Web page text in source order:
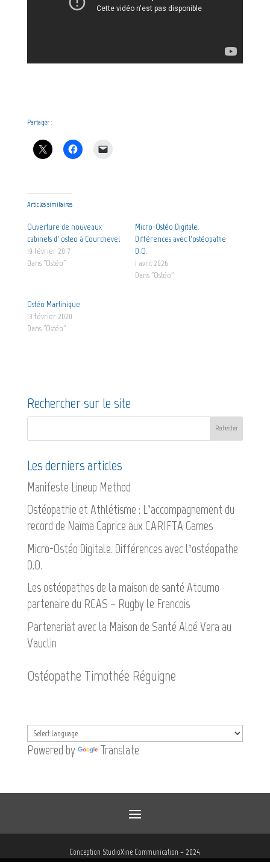
Partager :
Articles similaires
Ouverture de nouveaux
cabinets d’ osteo à Courchevel
19 février 2017
Dans "Ostéo"
Micro-Ostéo Digitale.
Différences avec l’ostéopathe
D.O.
1 avril 2026
Dans "Ostéo"
Ostéo Martinique
13 février 2020
Dans "Ostéo"
Rechercher sur le site
Les derniers articles
Manifeste Lineup Method
Ostéopathie et Athlétisme : L’accompagnement du
record de Naïma Caprice aux CARIFTA Games
Micro-Ostéo Digitale. Différences avec l’ostéopathe
D.O.
Les ostéopathes de la maison de santé Atoumo
partenaire du RCAS – Rugby le Francois
Partenariat avec la Maison de Santé Aloé Vera au
Vauclin
Ostéopathe Timothée Réguigne
Powered by Translate
Conception StudioXine Communication – 2024